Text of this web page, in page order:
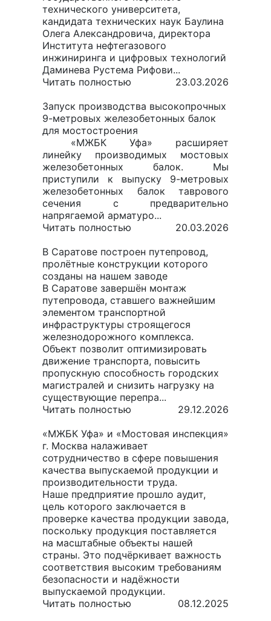
технического университета,
кандидата технических наук Баулина
Олега Александровича, директора
Института нефтегазового
инжиниринга и цифровых технологий
Даминева Рустема Рифови...
Читать полностью
23.03.2026
Запуск производства высокопрочных
9-метровых железобетонных балок
для мостостроения
«МЖБК Уфа» расширяет
линейку производимых мостовых
железобетонных балок. Мы
приступили к выпуску 9-метровых
железобетонных балок таврового
сечения с предварительно
напрягаемой арматуро...
Читать полностью
20.03.2026
В Саратове построен путепровод,
пролётные конструкции которого
созданы на нашем заводе
В Саратове завершён монтаж
путепровода, ставшего важнейшим
элементом транспортной
инфраструктуры строящегося
железнодорожного комплекса.
Объект позволит оптимизировать
движение транспорта, повысить
пропускную способность городских
магистралей и снизить нагрузку на
существующие перепра...
Читать полностью
29.12.2026
«МЖБК Уфа» и «Мостовая инспекция»
г. Москва налаживает
сотрудничество в сфере повышения
качества выпускаемой продукции и
производительности труда.
Наше предприятие прошло аудит,
цель которого заключается в
проверке качества продукции завода,
поскольку продукция поставляется
на масштабные объекты нашей
страны. Это подчёркивает важность
соответствия высоким требованиям
безопасности и надёжности
выпускаемой продукции.
Читать полностью
08.12.2025